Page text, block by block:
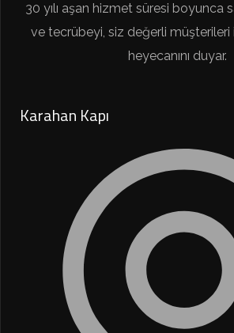
30 yılı aşan hizmet süresi boyunca
ve tecrübeyi, siz değerli müşterileri
heyecanını duyar.
Karahan Kapı